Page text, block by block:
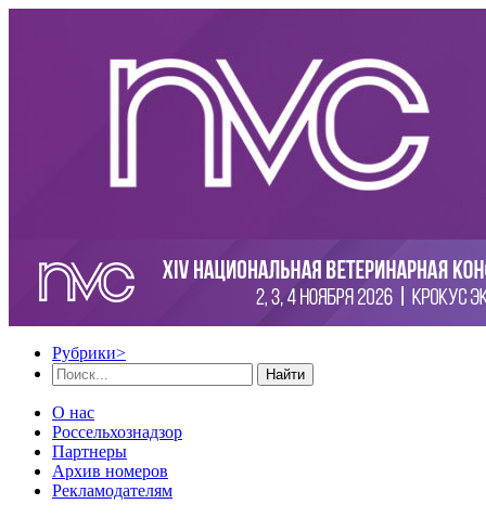
Рубрики>
Найти
О нас
Россельхознадзор
Партнеры
Архив номеров
Рекламодателям